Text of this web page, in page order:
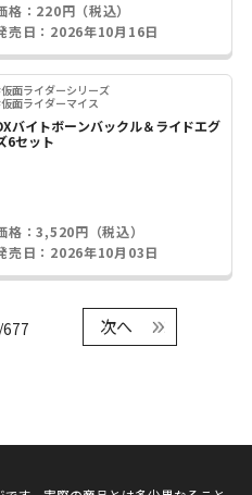
格：220円（税込）
売日：2026年10月16日
面ライダーシリーズ
面ライダーマイス
バイトボーンバックル＆ライドエグ
6セット
格：3,520円（税込）
売日：2026年10月03日
次へ